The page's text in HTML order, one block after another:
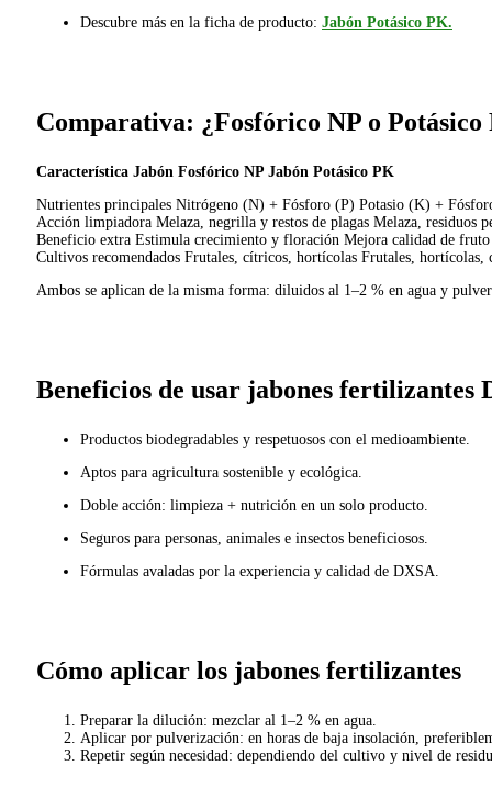
Descubre más en la ficha de producto: Jabón Potásico PK.
Comparativa: ¿Fosfórico NP o Potásico
Característica Jabón Fosfórico NP Jabón Potásico PK
Nutrientes principales Nitrógeno (N) + Fósforo (P) Potasio (K) +
Acción limpiadora Melaza, negrilla y restos de plagas Melaza, residuos
Beneficio extra Estimula crecimiento y floración Mejora calidad de fruto
Cultivos recomendados Frutales, cítricos, hortícolas Frutales,
Ambos se aplican de la misma forma: diluidos al 1–2 % en agua y
Beneficios de usar jabones fertilizantes
Productos biodegradables y respetuosos con el medioambiente.
Aptos para agricultura sostenible y ecológica.
Doble acción: limpieza + nutrición en un solo producto.
Seguros para personas, animales e insectos beneficiosos.
Fórmulas avaladas por la experiencia y calidad de DXSA.
Cómo aplicar los jabones fertilizantes
Preparar la dilución: mezclar al 1–2 % en agua.
Aplicar por pulverización: en horas de baja insolación,
Repetir según necesidad: dependiendo del cultivo y nivel de